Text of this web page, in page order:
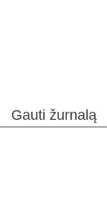
Gauti žurnalą